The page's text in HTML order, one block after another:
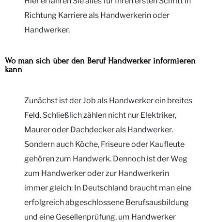
Richtung Karriere als Handwerkerin oder
Handwerker.
Wo man sich über den Beruf Handwerker informieren
kann
Zunächst ist der Job als Handwerker ein breites
Feld. Schließlich zählen nicht nur Elektriker,
Maurer oder Dachdecker als Handwerker.
Sondern auch Köche, Friseure oder Kaufleute
gehören zum Handwerk. Dennoch ist der Weg
zum Handwerker oder zur Handwerkerin
immer gleich: In Deutschland braucht man eine
erfolgreich abgeschlossene Berufsausbildung
und eine Gesellenprüfung, um Handwerker